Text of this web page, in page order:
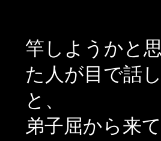
竿しようかと
た人が目で話
と、
弟子屈から来